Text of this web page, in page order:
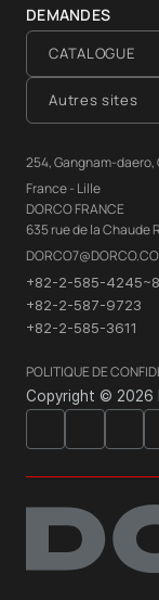
DEMANDES
CATALOGUE
Autres sites
254, Gangnam-
France - Lille
DORCO FRANCE
635 rue de la Chaude
+82-2-585-4245~8
+82-2-587-9723
+82-2-585-3611
POLITIQUE DE
Copyright © 2026